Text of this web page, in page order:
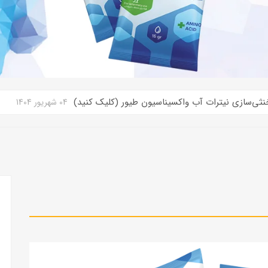
اطلاعات بیش‌تر
04 شهریور 1404
واکسیناسیون آشامیدنی